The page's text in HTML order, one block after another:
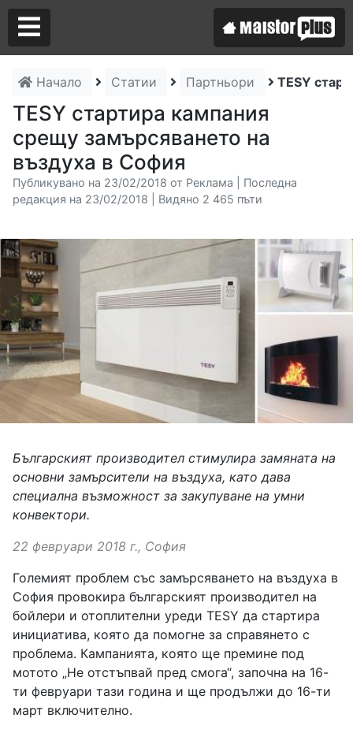
Начало Статии Партньори TESY
TESY стартира кампания
срещу замърсяването на
въздуха в София
Публикувано на 23/02/2018 от Реклама | Последна
редакция на 23/02/2018 | Видяно 2 465 пъти
Българският производител стимулира замяната на
основни замърсители на въздуха, като дава
специална възможност за закупуване на умни
конвектори.
22 февруари 2018 г., София
Големият проблем със замърсяването на въздуха в
София провокира българският производител на
бойлери и отоплителни уреди TESY да стартира
инициатива, която да помогне за справянето с
проблема. Кампанията, която ще премине под
мотото „Не отстъпвай пред смога“, започна на 16-
ти февруари тази година и ще продължи до 16-ти
март включително.
Аз съм майстор
Търся майстор